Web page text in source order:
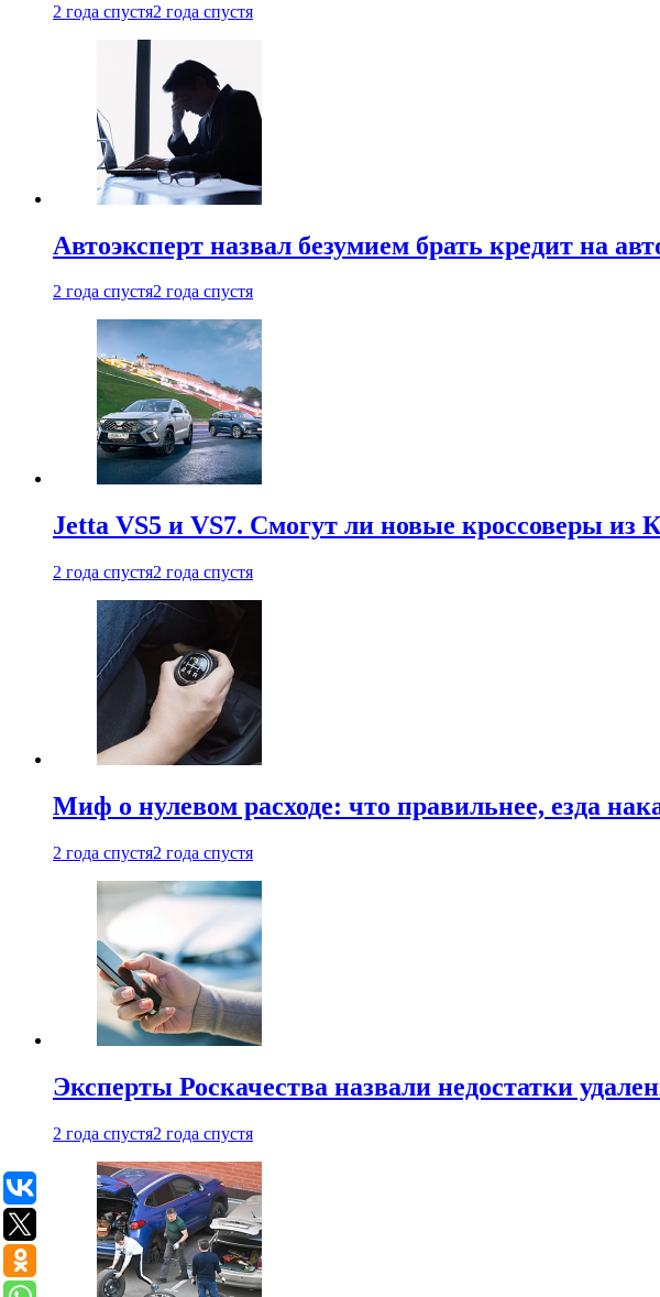
2 года спустя2 года спустя
Автоэксперт назвал безумием брать кредит на
2 года спустя2 года спустя
Jetta VS5 и VS7. Смогут ли новые кроссоверы из
2 года спустя2 года спустя
Миф о нулевом расходе: что правильнее, езда
2 года спустя2 года спустя
Эксперты Роскачества назвали недостатки
2 года спустя2 года спустя